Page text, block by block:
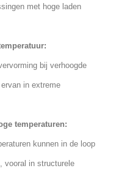
met hoge laden
bij verhoogde
in extreme
temperaturen:
kunnen in de loop
vooral in structurele